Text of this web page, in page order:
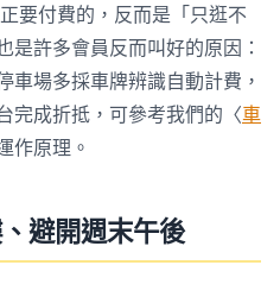
要付費的，反而是「只逛不
是許多會員反而叫好的原因：
車場多採車牌辨識自動計費，
完成折抵，可參考我們的〈車
作原理。
避開週末午後